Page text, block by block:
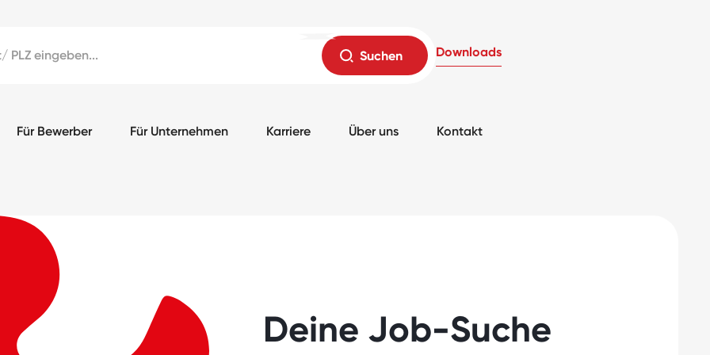
Downloads
Für Bewerber Für Unternehmen Karriere Über uns Kontakt
Deine Job-Suche